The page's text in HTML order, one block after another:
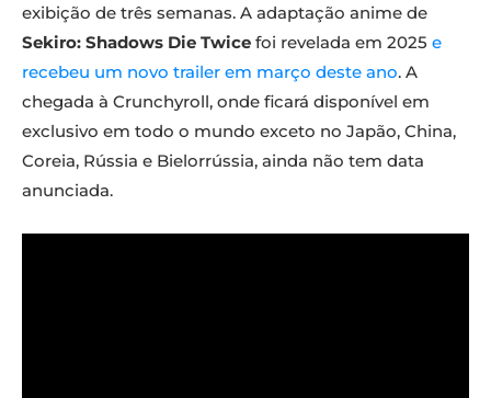
exibição de três semanas. A adaptação anime de
Sekiro: Shadows Die Twice foi revelada em 2025 e
recebeu um novo trailer em março deste ano. A
chegada à Crunchyroll, onde ficará disponível em
exclusivo em todo o mundo exceto no Japão, China,
Coreia, Rússia e Bielorrússia, ainda não tem data
anunciada.